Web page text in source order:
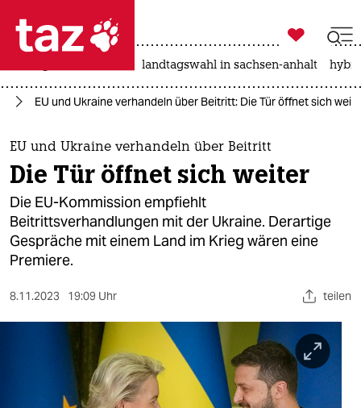
 taz zahl ich
taz zahl ich
themen
politik
öko
gesellschaft
kultur
sport

taz zahl ich
landtagswahl in sachsen-anhalt
EU und Ukraine verhandeln über Beitritt: Die Tür öffnet sich
EU und Ukraine verhandeln über Beitritt
Die Tür öffnet sich weiter
Die EU-Kommission empfiehlt
Beitrittsverhandlungen mit der Ukraine. Derartige
Gespräche mit einem Land im Krieg wären eine
Premiere.
8.11.2023 19:09 Uhr teilen